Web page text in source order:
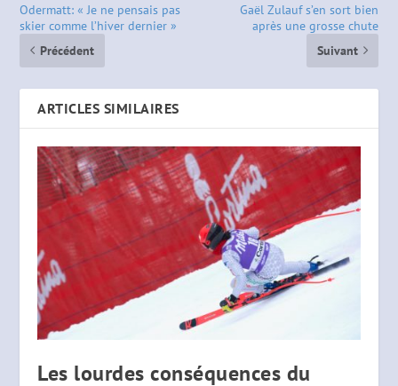
Odermatt: « Je ne pensais pas
skier comme l’hiver dernier »
Précédent
Gaël Zulauf s’en sort bien
après une grosse chute
Suivant
ARTICLES SIMILAIRES
Les lourdes conséquences du